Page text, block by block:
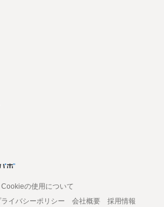
Cookieの使用について
ライバシーポリシー 会社概要
採用情報